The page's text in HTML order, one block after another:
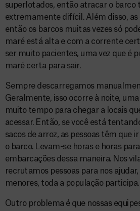
superlotados, então atracar o barco
extremamente difícil. Além disso, as
então os barcos muitas vezes só
maré está alta e com a corrente
ser muito pacientes, uma vez que é
maré certa para sair.
Sempre descarregamos
Geralmente, isso ocorre à noite,
muito tempo para chegar a locais
acessar. Então, se você está
sacos de arroz, as pessoas têm que
o barco. Levam-se horas e horas
embarcações dessa maneira. Nos
recrutamos pessoas para nos
menores, toda a população participa.
Outro problema é que nossas